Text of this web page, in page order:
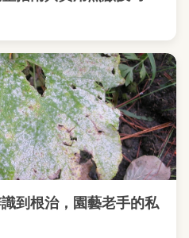
到根治，園藝老手的私